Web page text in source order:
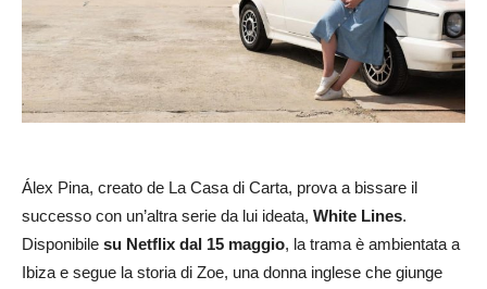
Álex Pina, creato de La Casa di Carta, prova a bissare il
successo con un’altra serie da lui ideata, White Lines.
Disponibile su Netflix dal 15 maggio, la trama è ambientata a
Ibiza e segue la storia di Zoe, una donna inglese che giunge